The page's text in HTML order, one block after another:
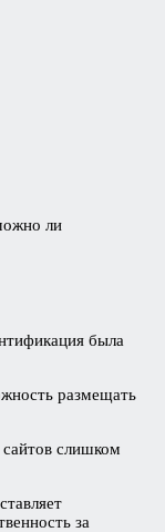
ли
была
размещать
слишком
за